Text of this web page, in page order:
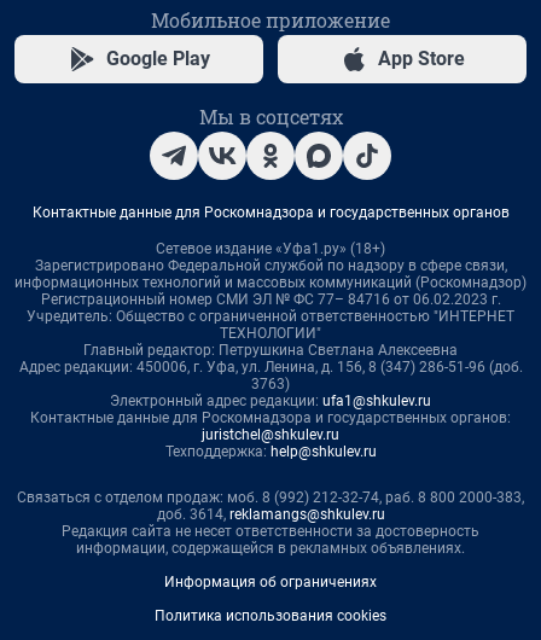
Мобильное приложение
Google Play App Store
Мы в соцсетях
Контактные данные для Роскомнадзора и государственных органов
Сетевое издание «Уфа1.ру» (18+)
Зарегистрировано Федеральной службой по надзору в сфере связи,
информационных технологий и массовых коммуникаций (Роскомнадзор)
Регистрационный номер СМИ ЭЛ № ФС 77– 84716 от 06.02.2023 г.
Учредитель: Общество с ограниченной ответственностью "ИНТЕРНЕТ
ТЕХНОЛОГИИ"
Главный редактор: Петрушкина Светлана Алексеевна
Адрес редакции: 450006, г. Уфа, ул. Ленина, д. 156, 8 (347) 286-51-96 (доб.
3763)
Электронный адрес редакции: ufa1@shkulev.ru
Контактные данные для Роскомнадзора и государственных органов:
juristchel@shkulev.ru
Техподдержка: help@shkulev.ru
Связаться с отделом продаж: моб. 8 (992) 212-32-74, раб. 8 800 2000-383,
доб. 3614, reklamangs@shkulev.ru
Редакция сайта не несет ответственности за достоверность
информации, содержащейся в рекламных объявлениях.
Информация об ограничениях
Политика использования cookies